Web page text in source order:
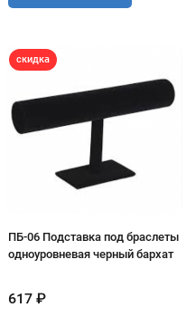
скидка
ПБ-06 Подставка под браслеты
одноуровневая черный бархат
617 ₽